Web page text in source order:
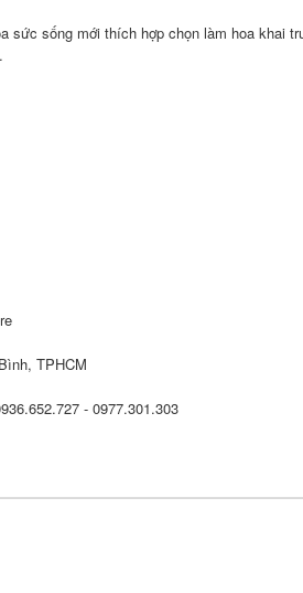
sức sống mới thích hợp chọn làm hoa khai
TPHCM
- 0977.301.303